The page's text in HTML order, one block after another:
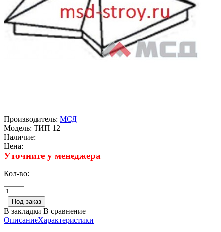
Производитель: МСД
Модель: ТИП 12
Наличие:
Цена:
Уточните у менеджера
Кол-во:
В закладки В сравнение
ОписаниеХарактеристики